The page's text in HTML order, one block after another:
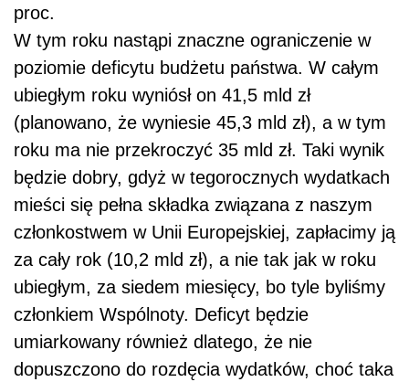
proc.
W tym roku nastąpi znaczne ograniczenie w
poziomie deficytu budżetu państwa. W całym
ubiegłym roku wyniósł on 41,5 mld zł
(planowano, że wyniesie 45,3 mld zł), a w tym
roku ma nie przekroczyć 35 mld zł. Taki wynik
będzie dobry, gdyż w tegorocznych wydatkach
mieści się pełna składka związana z naszym
członkostwem w Unii Europejskiej, zapłacimy ją
za cały rok (10,2 mld zł), a nie tak jak w roku
ubiegłym, za siedem miesięcy, bo tyle byliśmy
członkiem Wspólnoty. Deficyt będzie
umiarkowany również dlatego, że nie
dopuszczono do rozdęcia wydatków, choć taka